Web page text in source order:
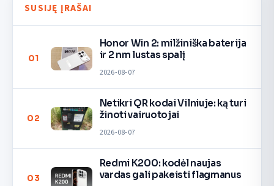
SUSIJĘ ĮRAŠAI
01
Honor Win 2: milžiniška baterija
ir 2 nm lustas spalį
2026-08-07
02
Netikri QR kodai Vilniuje: ką turi
žinoti vairuotojai
2026-08-07
03
Redmi K200: kodėl naujas
vardas gali pakeisti flagmanus